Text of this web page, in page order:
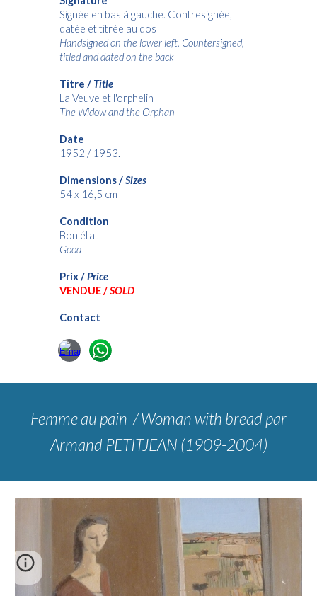
Signée en bas à gauche. Contresignée,
datée et titrée au dos
Handsigned on the lower left. Countersigned,
titled and dated on the back
Titre / Title
La Veuve et l'orphelin
The Widow and the Orphan
Date
1952 / 1953.
Dimensions /Sizes
54 x 16,5 cm
Condition
Bon état
Good
Prix /Price
VENDUE /SOLD
Contact
Femme au pain / Woman with bread par
Armand PETITJEAN (1909-2004)